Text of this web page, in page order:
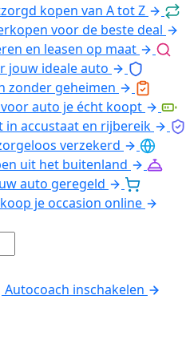
kopen van A tot Z
voor de beste deal
en leasen op maat
jouw ideale auto
zonder geheimen
auto je écht koopt
in accustaat en rijbereik
verzekerd
uit het buitenland
auto geregeld
je occasion online
Autocoach inschakelen